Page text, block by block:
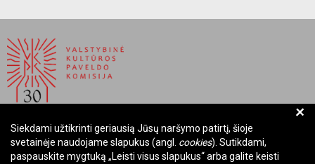
BIUDŽETINĖ ĮSTAIGA LIETUVOS RESPUBLIKOS
VALSTYBINĖ KULTŪROS PAVELDO KOMISIJA
+
Siekdami užtikrinti geriausią Jūsų naršymo patirtį, šioje
svetainėje naudojame slapukus (angl. cookies). Sutikdami,
paspauskite mygtuką „Leisti visus slapukus“ arba galite keisti